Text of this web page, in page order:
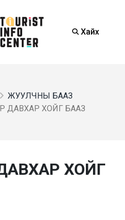
Хайх
ЖУУЛЧНЫ БААЗ
ДАВХАР ХОЙГ БААЗ
ДАВХАР ХОЙГ